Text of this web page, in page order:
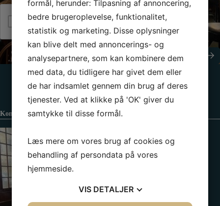
o
d
Jeg er ikke en robot
Send besked
Kontaktinformation
formål, herunder: Tilpasning af annoncering,
bedre brugeroplevelse, funktionalitet,
statistik og marketing. Disse oplysninger
kan blive delt med annoncerings- og
analysepartnere, som kan kombinere dem
med data, du tidligere har givet dem eller
de har indsamlet gennem din brug af deres
tjenester. Ved at klikke på 'OK' giver du
samtykke til disse formål.
Læs mere om vores brug af cookies og
behandling af persondata på vores
hjemmeside.
VIS DETALJER